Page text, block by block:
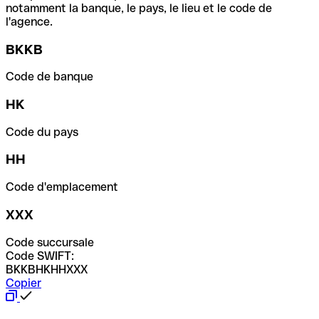
notamment la banque, le pays, le lieu et le code de
l'agence.
BKKB
Code de banque
HK
Code du pays
HH
Code d'emplacement
XXX
Code succursale
Code SWIFT:
BKKBHKHHXXX
Copier